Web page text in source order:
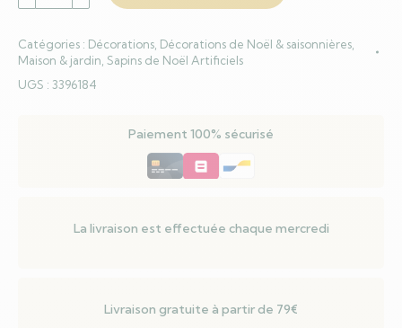
de
Noël
artificiel
Catégories : Décorations Décorations de Noël & saisonnières
Maison & jardin Sapins de Noël Artificiels
UGS : 3396184
Paiement 100% sécurisé
La livraison est effectuée chaque mercredi
Livraison gratuite à partir de 79€